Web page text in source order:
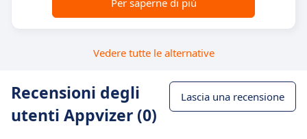
Per saperne di più
Vedere tutte le alternative
Recensioni degli
utenti Appvizer (0)
Lascia una recensione